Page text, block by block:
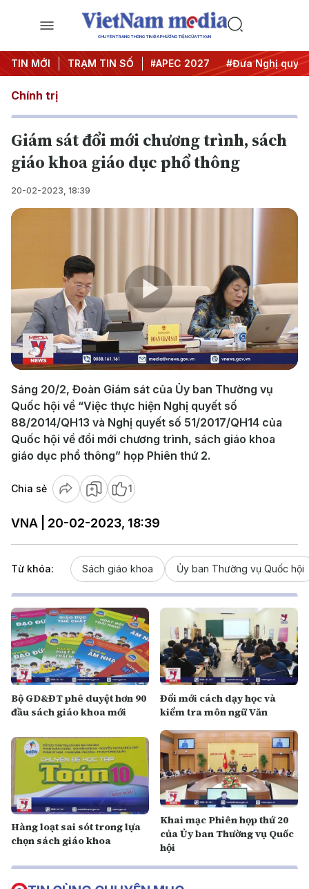
CHUYÊN TRANG THÔNG TIN ĐA PHƯƠNG TIỆN CỦA TTXVN
TIN MỚI TRẠM TIN SỐ
#Hội nghị Trung ương 3 #APEC 2027 #Đưa Nghị quyết
Chính trị
Giám sát đổi mới chương trình, sách
giáo khoa giáo dục phổ thông
20-02-2023, 18:39
Play
Video
Sáng 20/2, Đoàn Giám sát của Ủy ban Thường vụ
Quốc hội về “Việc thực hiện Nghị quyết số
88/2014/QH13 và Nghị quyết số 51/2017/QH14 của
Quốc hội về đổi mới chương trình, sách giáo khoa
giáo dục phổ thông” họp Phiên thứ 2.
Chia sẻ 1
VNA | 20-02-2023, 18:39
Từ khóa: Sách giáo khoa Ủy ban Thường vụ Quốc hội
Bộ GD&ĐT phê duyệt hơn 90
đầu sách giáo khoa mới
Đổi mới cách dạy học và
kiểm tra môn ngữ Văn
Hàng loạt sai sót trong lựa
chọn sách giáo khoa
Khai mạc Phiên họp thứ 20
của Ủy ban Thường vụ Quốc
hội